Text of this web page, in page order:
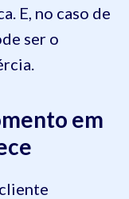
E, no caso de
ser o
em